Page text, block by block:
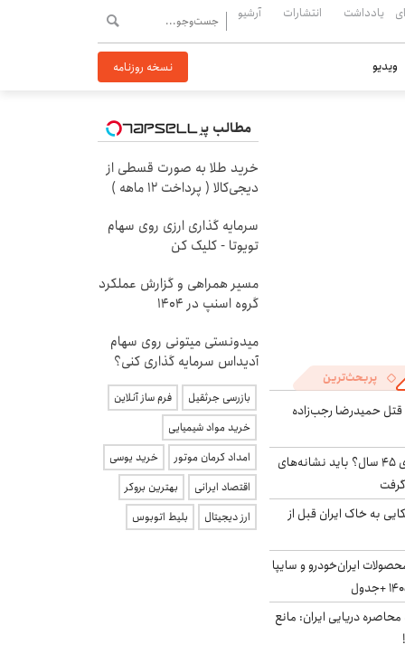
یادداشت انتشارات آرشیو
ویدیو نسخه روزنامه
پربحث‌ترین
قتل حمیدرضا رجب‌زاده
۱۸ میلیون مجرد بالای ۴۵ سال؟ باید نشانه‌های
آمریکایی به خاک ایران قبل از
ایران‌خودرو و سایپا
محاصره دریایی ایران: مانع
مطالب پیشنهادی
خرید طلا به صورت قسطی از
دیجی‌کالا ( پرداخت 12 ماهه )
سرمایه گذاری ارزی روی سهام
تویوتا - کلیک کن
مسیر همراهی و گزارش عملکرد
گروه اسنپ در ۱۴۰۴
میدونستی میتونی روی سهام
آدیداس سرمایه گذاری کنی؟
بازرسی جرثقیل
فرم ساز آنلاین
خرید مواد شیمیایی
امداد کرمان موتور
خرید یوسی
اقتصاد ایرانی
بهترین بروکر
ارز دیجیتال
بلیط اتوبوس